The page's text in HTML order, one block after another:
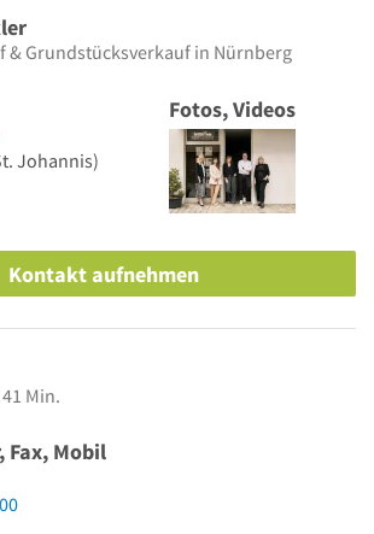
& Grundstücksverkauf in Nürnberg
Johannis)
Fotos, Videos
Kontakt aufnehmen
Min.
Fax, Mobil